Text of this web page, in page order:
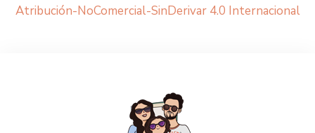
Atribución-NoComercial-SinDerivar 4.0 Internacional